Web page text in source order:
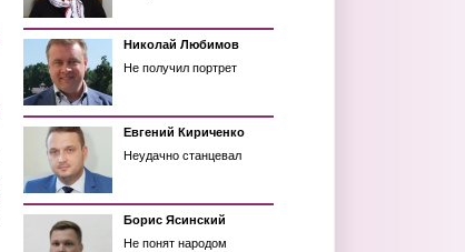
Николай Любимов
Не получил портрет
Евгений Кириченко
Неудачно станцевал
Борис Ясинский
Не понят народом